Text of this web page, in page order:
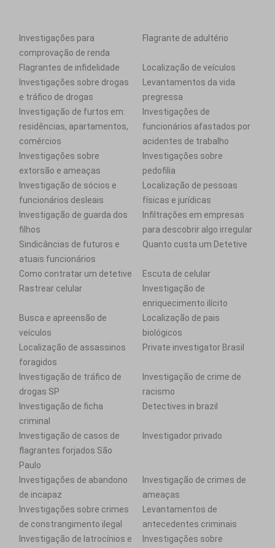
Investigações para
comprovação de renda
Flagrante de adultério
Flagrantes de infidelidade
Localização de veículos
Investigações sobre drogas
e tráfico de drogas
Levantamentos da vida
pregressa
Investigação de furtos em:
residências, apartamentos,
comércios
Investigações de
funcionários afastados por
acidentes de trabalho
Investigações sobre
extorsão e ameaças
Investigações sobre
pedofilia
Investigação de sócios e
funcionários desleais
Localização de pessoas
físicas e jurídicas
Investigação de guarda dos
filhos
Infiltrações em empresas
para descobrir algo irregular
Sindicâncias de futuros e
atuais funcionários
Quanto custa um Detetive
Como contratar um detetive
Escuta de celular
Rastrear celular
Investigação de
enriquecimento ilícito
Busca e apreensão de
veículos
Localização de pais
biológicos
Localização de assassinos
foragidos
Private investigator Brasil
Investigação de tráfico de
drogas SP
Investigação de crime de
racismo
Investigação de ficha
criminal
Detectives in brazil
Investigação de casos de
flagrantes forjados São
Paulo
Investigador privado
Investigações de abandono
de incapaz
Investigação de crimes de
ameaças
Investigações sobre crimes
de constrangimento ilegal
Levantamentos de
antecedentes criminais
Investigação de latrocínios e
Investigações sobre